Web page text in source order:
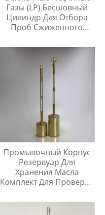
Газы (LP) Бесшовный
Цилиндр Для Отбора
Проб Сжиженного
Промывочный Корпус
Резервуар Для
Хранения Масла
Комплект Для Проверки